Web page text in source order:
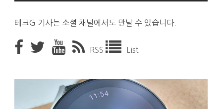
테크G 기사는 소셜 채널에서도 만날 수 있습니다.
RSS List